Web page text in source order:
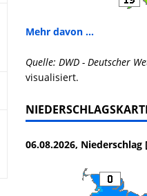
Mehr davon ...
Quelle: DWD - Deutscher
visualisiert.
06.08.2026,